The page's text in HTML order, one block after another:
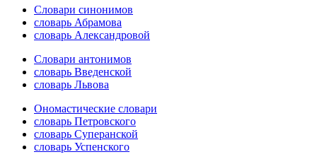
Словари синонимов
словарь Абрамова
словарь Александровой
Словари антонимов
словарь Введенской
словарь Львова
Ономастические словари
словарь Петровского
словарь Суперанской
словарь Успенского